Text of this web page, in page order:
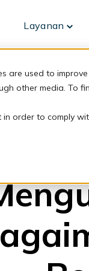
are used to
other media. To
order to comply
Layanan
Toggle